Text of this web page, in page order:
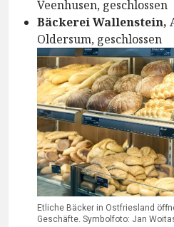
Veenhusen, geschlossen
Bäckerei Wallenstein,
Oldersum, geschlossen
Etliche Bäcker in Ostfriesland
Geschäfte. Symbolfoto: Jan